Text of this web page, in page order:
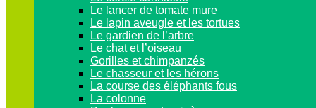
Le lancer de tomate mure
Le lapin aveugle et les tortues
Le gardien de l’arbre
Le chat et l’oiseau
Gorilles et chimpanzés
Le chasseur et les hérons
La course des éléphants fous
La colonne